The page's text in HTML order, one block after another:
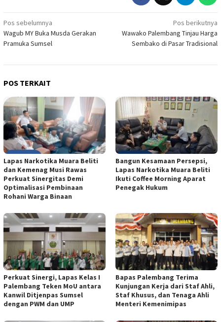
Navigasi
pos
Pos sebelumnya
Wagub MY Buka Musda Gerakan
Pramuka Sumsel
Pos berikutnya
Wawako Palembang Tinjau Harga
Sembako di Pasar Tradisional
POS TERKAIT
Lapas Narkotika Muara Beliti
dan Kemenag Musi Rawas
Perkuat Sinergitas Demi
Optimalisasi Pembinaan
Rohani Warga Binaan
Bangun Kesamaan Persepsi,
Lapas Narkotika Muara Beliti
Ikuti Coffee Morning Aparat
Penegak Hukum
Perkuat Sinergi, Lapas Kelas I
Palembang Teken MoU antara
Kanwil Ditjenpas Sumsel
dengan PWM dan UMP
Bapas Palembang Terima
Kunjungan Kerja dari Staf Ahli,
Staf Khusus, dan Tenaga Ahli
Menteri Kemenimipas